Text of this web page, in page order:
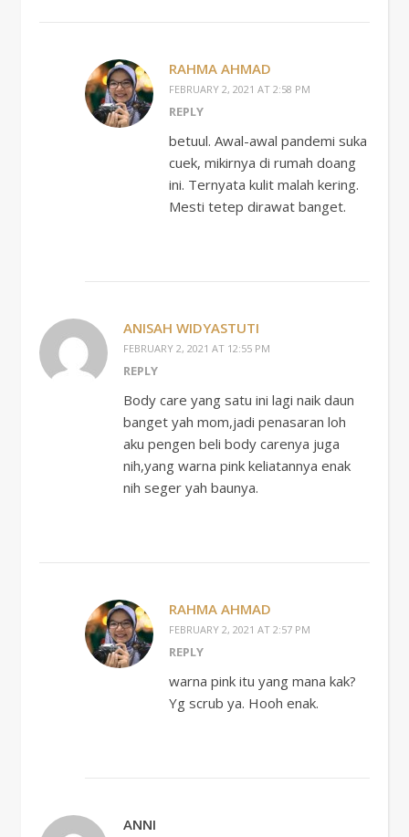
RAHMA AHMAD
FEBRUARY 2, 2021 AT 2:58 PM
REPLY
betuul. Awal-awal pandemi suka
cuek, mikirnya di rumah doang
ini. Ternyata kulit malah kering.
Mesti tetep dirawat banget.
ANISAH WIDYASTUTI
FEBRUARY 2, 2021 AT 12:55 PM
REPLY
Body care yang satu ini lagi naik daun
banget yah mom,jadi penasaran loh
aku pengen beli body carenya juga
nih,yang warna pink keliatannya enak
nih seger yah baunya.
RAHMA AHMAD
FEBRUARY 2, 2021 AT 2:57 PM
REPLY
warna pink itu yang mana kak?
Yg scrub ya. Hooh enak.
ANNI